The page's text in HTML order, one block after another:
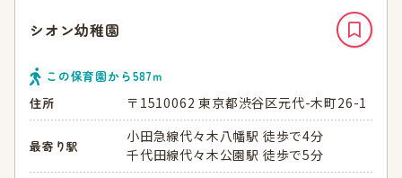
シオン幼稚園
この保育園から587ｍ
住所
〒1510062 東京都渋谷区元代-木町26-1
最寄り駅
小田急線代々木八幡駅 徒歩で4分
千代田線代々木公園駅 徒歩で5分